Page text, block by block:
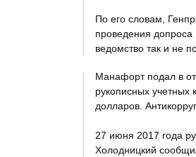
По его словам,
проведения
ведомство так и не
Манафорт подал в
рукописных
долларов.
27 июня 2017 года
Холодницкий